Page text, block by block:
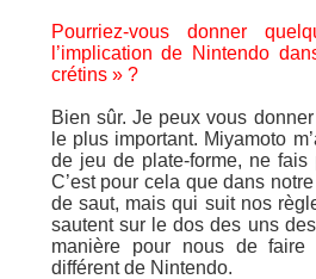
Pourriez-vous donner
l’implication de Nintendo
crétins » ?
Bien sûr. Je peux vous
le plus important. Miyamoto
de jeu de plate-forme, ne fais
C’est pour cela que dans
de saut, mais qui suit nos
sautent sur le dos des uns
manière pour nous de faire
différent de Nintendo.